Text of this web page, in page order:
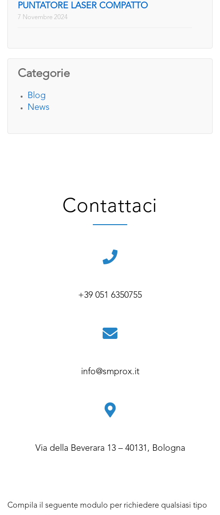
PUNTATORE LASER COMPATTO
7 Novembre 2024
Categorie
Blog
News
Contattaci
+39 051 6350755
info@smprox.it
Via della Beverara 13 – 40131, Bologna
Compila il seguente modulo per richiedere qualsiasi tipo